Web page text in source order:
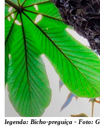
legenda: Bicho-preguiça - Foto: